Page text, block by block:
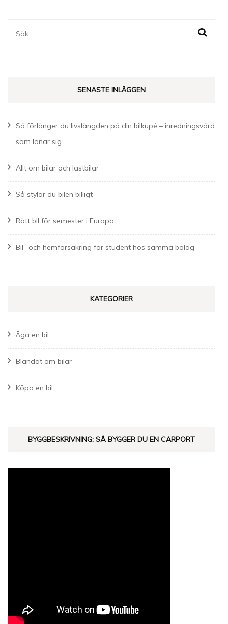
Sök
SENASTE INLÄGGEN
Så förlänger du livslängden på din bilkupé – inredningsvård
som lönar sig
Allt om bilar och lastbilar
Så stylar du bilen billigt
Rätt bil för semester i Europa
Bil- och hemförsäkring för student hos samma bolag
KATEGORIER
Äga en bil
Blandat om bilar
Köpa en bil
BYGGBESKRIVNING: SÅ BYGGER DU EN CARPORT